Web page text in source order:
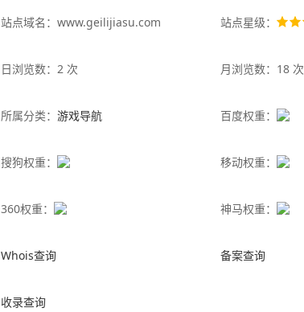
站点域名：www.geilijiasu.com 站点星级：
日浏览数：2 次 月浏览数：18 次
所属分类： 游戏导航 百度权重：
搜狗权重： 移动权重：
360权重： 神马权重：
Whois查询 备案查询
收录查询